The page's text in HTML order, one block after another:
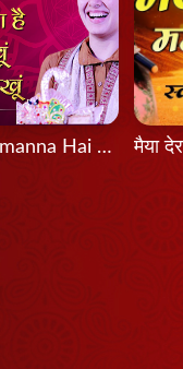
Bas Itni Tamanna Hai - Jaya Kishori